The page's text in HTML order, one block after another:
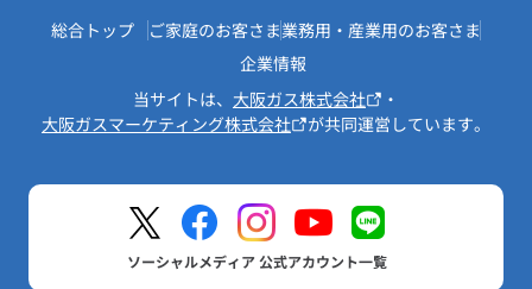
総合トップ ご家庭のお客さま業務用・産業用のお客さま
企業情報
当サイトは、 大阪ガス株式会社
・
大阪ガスマーケティング株式会社
が共同運営しています。
ソーシャルメディア 公式アカウント一覧